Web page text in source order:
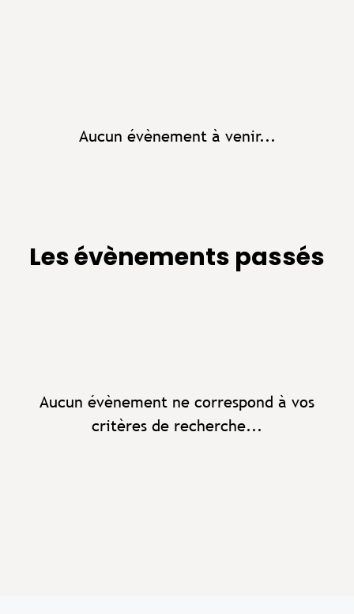
Aucun évènement à venir...
Les évènements passés
Aucun évènement ne correspond à vos
critères de recherche...